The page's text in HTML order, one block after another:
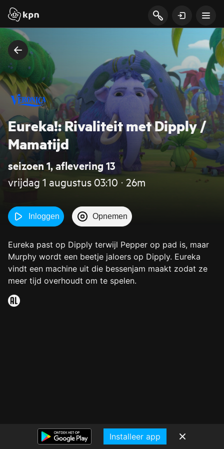
Eureka!: Rivaliteit met Dipply /
Mamatijd
seizoen 1, aflevering 13
vrijdag 1 augustus 03:10 ‧ 26m
Inloggen Opnemen
Eureka past op Dipply terwijl Pepper op pad is, maar
Murphy wordt een beetje jaloers op Dipply. Eureka
vindt een machine uit die bessenjam maakt zodat ze
meer tijd overhoudt om te spelen.
Installeer app